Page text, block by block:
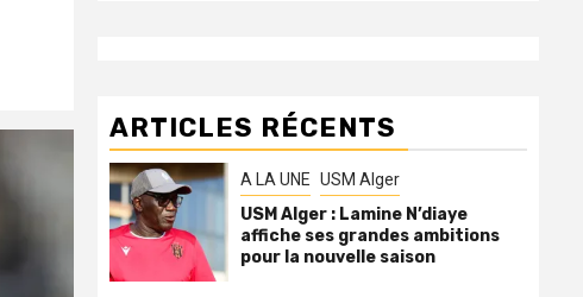
ARTICLES RÉCENTS
A LA UNE USM Alger
USM Alger : Lamine N’diaye
affiche ses grandes ambitions
pour la nouvelle saison